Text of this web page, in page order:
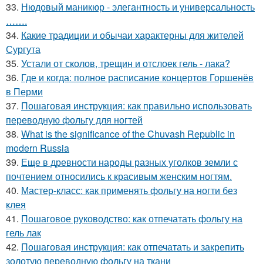
33. Нюдовый маникюр - элегантность и универсальность
…….
34. Какие традиции и обычаи характерны для жителей
Сургута
35. Устали от сколов, трещин и отслоек гель - лака?
36. Где и когда: полное расписание концертов Горшенёв
в Перми
37. Пошаговая инструкция: как правильно использовать
переводную фольгу для ногтей
38. What is the significance of the Chuvash Republic in
modern Russia
39. Еще в древности народы разных уголков земли с
почтением относились к красивым женским ногтям.
40. Мастер-класс: как применять фольгу на ногти без
клея
41. Пошаговое руководство: как отпечатать фольгу на
гель лак
42. Пошаговая инструкция: как отпечатать и закрепить
золотую переводную фольгу на ткани